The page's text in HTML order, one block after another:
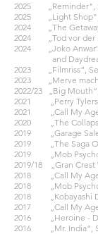
2025
„Reminder",
2025
„Light
2024
„The
2024
„Tod vor
2024
„Joko
and
2023
2023 „Merve
2022/23 „Big
2021 „Perry Tylers
2021 „Call My
2020 „The
2019 „Garage
2019 „The Saga Of
2019 „Mob
2019/18 „Gran
2018 „Call My
2018 „Mob Psycho
2018 „Kobayashi
2017 „Call My
2016 „Heroine -
2016 „Mr.